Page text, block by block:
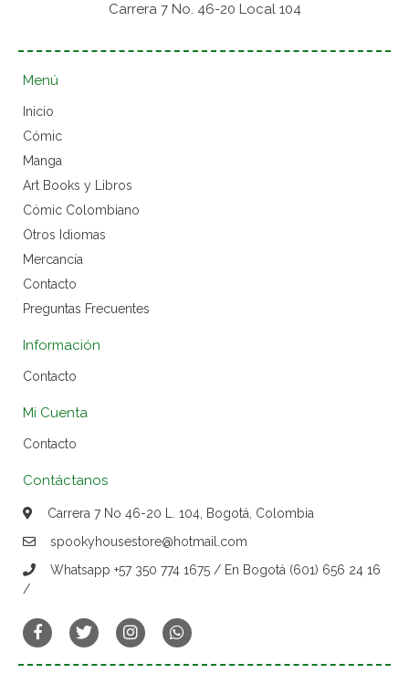
Carrera 7 No. 46-20 Local 104
Menú
Inicio
Cómic
Manga
Art Books y Libros
Cómic Colombiano
Otros Idiomas
Mercancía
Contacto
Preguntas Frecuentes
Información
Contacto
Mi Cuenta
Contacto
Contáctanos
Carrera 7 No 46-20 L. 104, Bogotá, Colombia
spookyhousestore@hotmail.com
Whatsapp +57 350 774 1675 / En Bogotá (601) 656 24 16
/